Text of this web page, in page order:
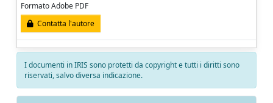
Formato Adobe PDF
Contatta l'autore
I documenti in IRIS sono protetti da copyright e tutti i diritti sono
riservati, salvo diversa indicazione.